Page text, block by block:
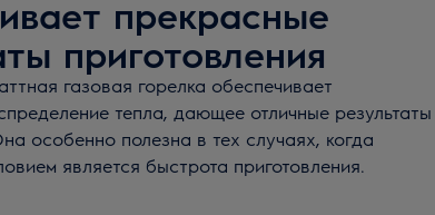
прекрасные
приготовления
газовая горелка обеспечивает
тепла, дающее отличные результаты
особенно полезна в тех случаях, когда
является быстрота приготовления.